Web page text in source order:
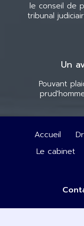
le conseil de
tribunal
Un
Pouvant
Accueil
Le cabinet